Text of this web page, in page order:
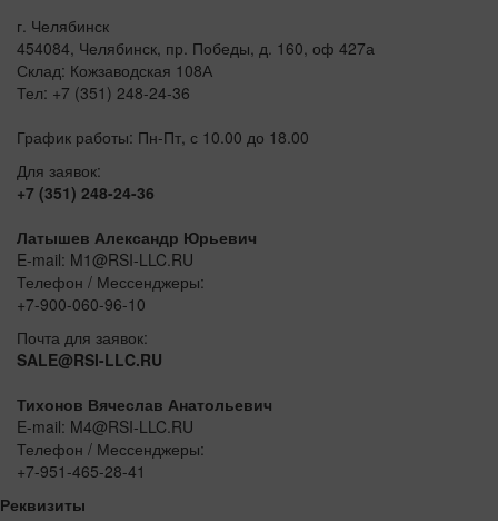
г. Челябинск
454084, Челябинск, пр. Победы, д. 160, оф 427а
Склад: Кожзаводская 108А
Тел: +7 (351) 248-24-36
График работы: Пн-Пт, с 10.00 до 18.00
Для заявок:
+7 (351) 248-24-36
Латышев Александр Юрьевич
E-mail: M1@RSI-LLC.RU
Телефон / Мессенджеры:
+7-900-060-96-10
Почта для заявок:
SALE@RSI-LLC.RU
Тихонов Вячеслав Анатольевич
E-mail: M4@RSI-LLC.RU
Телефон / Мессенджеры:
+7-951-465-28-41
Реквизиты